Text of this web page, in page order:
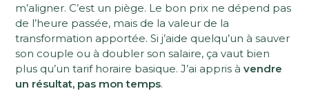
m’aligner. C’est un piège. Le bon prix ne dépend pas
de l’heure passée, mais de la valeur de la
transformation apportée. Si j’aide quelqu’un à sauver
son couple ou à doubler son salaire, ça vaut bien
plus qu’un tarif horaire basique. J’ai appris àvendre
un résultat, pas mon temps.